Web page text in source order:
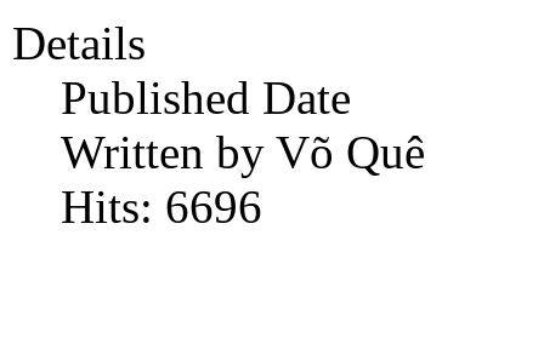
Details
Published Date
Written by Võ Quê
Hits: 6696